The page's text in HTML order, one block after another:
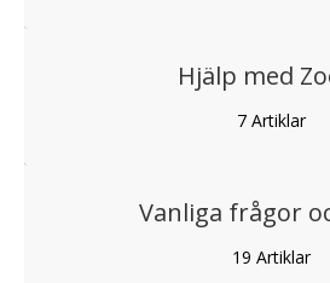
Hjälp med
7Artiklar
Vanliga frågor
19 Artiklar